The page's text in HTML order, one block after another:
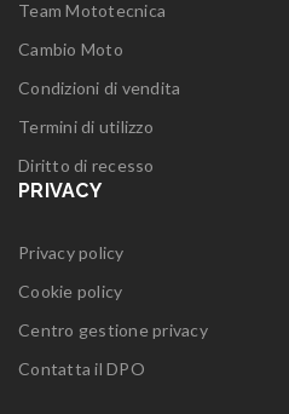
Team Mototecnica
Cambio Moto
Condizioni di vendita
Termini di utilizzo
Diritto di recesso
PRIVACY
Privacy policy
Cookie policy
Centro gestione privacy
Contatta il DPO